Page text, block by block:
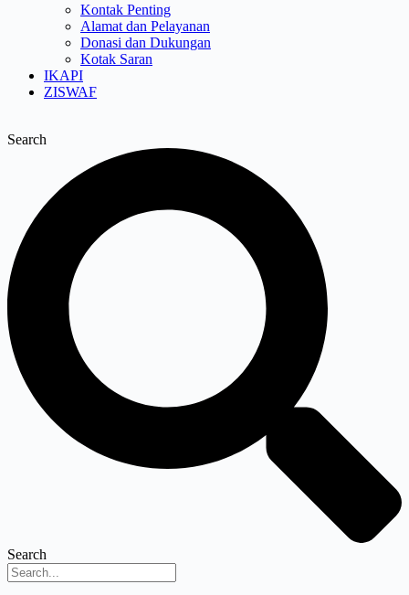
Kontak Penting
Alamat dan Pelayanan
Donasi dan Dukungan
Kotak Saran
IKAPI
ZISWAF
Search
Search